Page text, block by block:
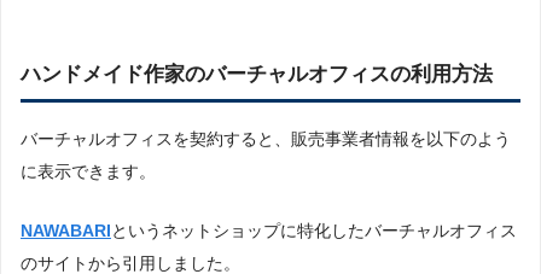
ハンドメイド作家のバーチャルオフィスの利用方法
バーチャルオフィスを契約すると、販売事業者情報を以下のよう
に表示できます。
NAWABARIというネットショップに特化したバーチャルオフィス
のサイトから引用しました。